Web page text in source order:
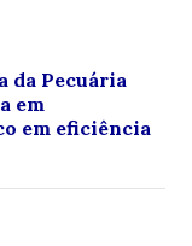
da Pecuária
em
em eficiência